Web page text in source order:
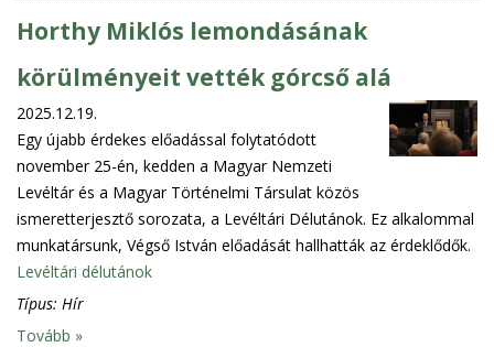
Horthy Miklós lemondásának
körülményeit vették górcső alá
2025.12.19.
Egy újabb érdekes előadással folytatódott
november 25-én, kedden a Magyar Nemzeti
Levéltár és a Magyar Történelmi Társulat közös
ismeretterjesztő sorozata, a Levéltári Délutánok. Ez alkalommal
munkatársunk, Végső István előadását hallhatták az érdeklődők.
Levéltári délutánok
Típus: Hír
Tovább »